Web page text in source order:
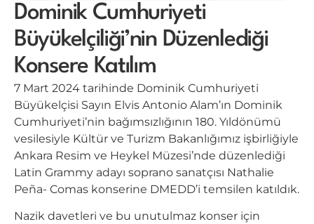
Dominik Cumhuriyeti
Büyükelçiliği’nin Düzenlediği
Konsere Katılım
7 Mart 2024 tarihinde Dominik Cumhuriyeti
Büyükelçisi Sayın Elvis Antonio Alam’ın Dominik
Cumhuriyeti’nin bağımsızlığının 180. Yıldönümü
vesilesiyle Kültür ve Turizm Bakanlığımız işbirliğiyle
Ankara Resim ve Heykel Müzesi’nde düzenlediği
Latin Grammy adayı soprano sanatçısı Nathalie
Peña- Comas konserine DMEDD’i temsilen katıldık.
Nazik davetleri ve bu unutulmaz konser için